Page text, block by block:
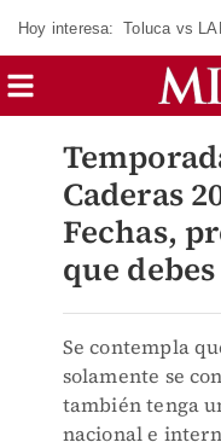
Hoy interesa: Toluca vs
Caderas
Fechas,
que
Se contempla
solamente se
también tenga
nacional e